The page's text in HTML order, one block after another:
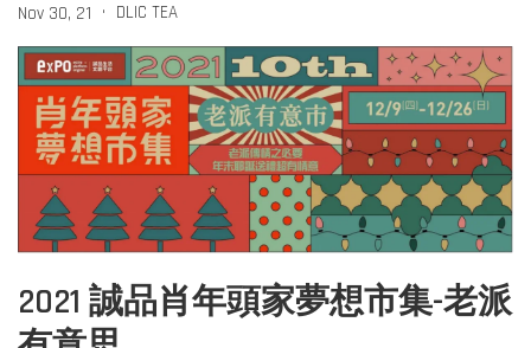
Nov 30, 21 • DLIC TEA
2021 誠品肖年頭家夢想市集-老派